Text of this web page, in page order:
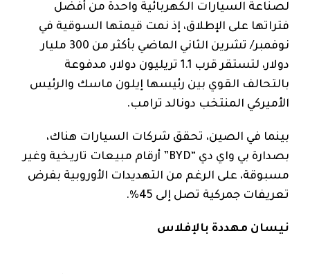
لصناعة السيارات الكهربائية واحدة من أفضل
فتراتها على الإطلاق، إذ نمت قيمتها السوقية في
نوفمبر/ تشرين الثاني الماضي بأكثر من 300 مليار
دولار، لتستقر قرب 1.1 تريليون دولار، مدفوعة
بالتحالف القوي بين رئيسها إيلون ماسك والرئيس
الأميركي المنتخب دونالد ترامب.
بينما في الصين، تحقق شركات السيارات هناك،
بصدارة بي واي دي “BYD” أرقام مبيعات تاريخية وغير
مسبوقة، على الرغم من التهديدات الأوروبية بفرض
تعريفات جمركية تصل إلى 45%.
نيسان مهددة بالإفلاس